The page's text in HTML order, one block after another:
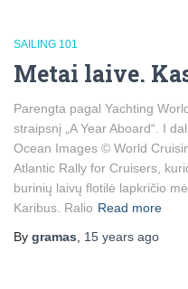
SAILING 101
Metai laive.
Parengta pagal Yachting
straipsnį „A Year Aboard“. I
Ocean Images © World
Atlantic Rally for Cruisers,
burinių laivų flotilė lapkričio
Karibus. Ralio Read more
By gramas 15 years ago